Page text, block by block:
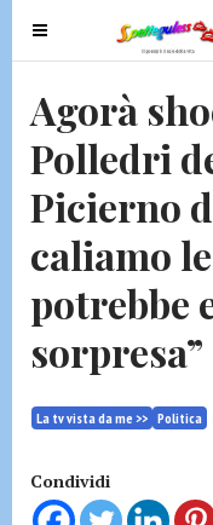
T
o
g
l
e
n
v
g
a
i
o
Agorà
Polledri
Picierno
caliamo
potrebbe
sorpresa”
La tv vista da me >> Politica
Condividi